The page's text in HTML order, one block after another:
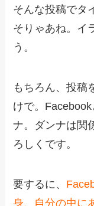
そんな投稿でタ
そりゃあね。イ
う。
もちろん、投稿
けで。
ナ。ダンナは関
ろしくです。
要するに、
身、自分の中に